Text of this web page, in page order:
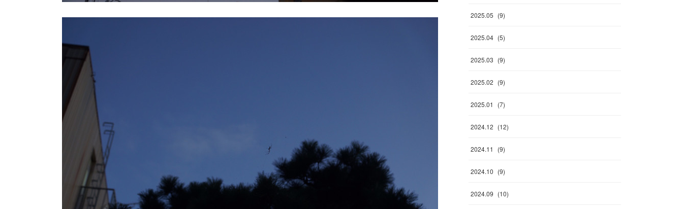
2025.05 (9)
2025.04 (5)
2025.03 (9)
2025.02 (9)
2025.01 (7)
2024.12 (12)
2024.11 (9)
2024.10 (9)
2024.09 (10)